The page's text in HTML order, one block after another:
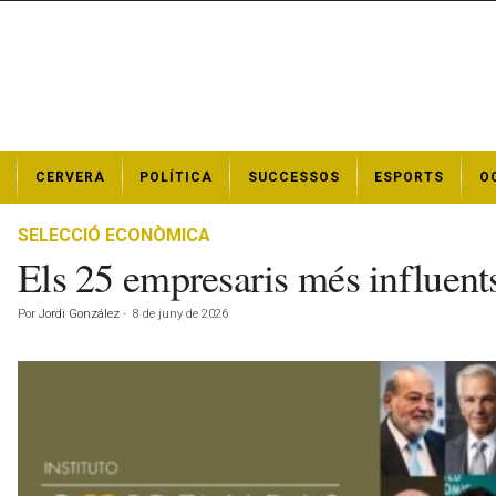
t
CERVERA POLÍTICA SUCCESSOS ESPORTS
SELECCIÓ ECONÒMICA
Els 25 empresaris més
Por Jordi González - 8 de juny de 2026